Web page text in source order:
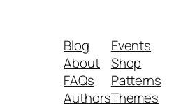
Blog
About
FAQs
Authors
Events
Shop
Patterns
Themes